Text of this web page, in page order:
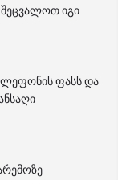
შეცვალოთ იგი
ფასს და